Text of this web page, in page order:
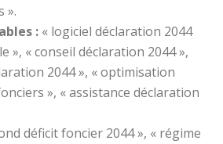
».
: « logiciel déclaration 2044
», « conseil déclaration 2044 »,
2044 », « optimisation
», « assistance déclaration
déficit foncier 2044 », « régime